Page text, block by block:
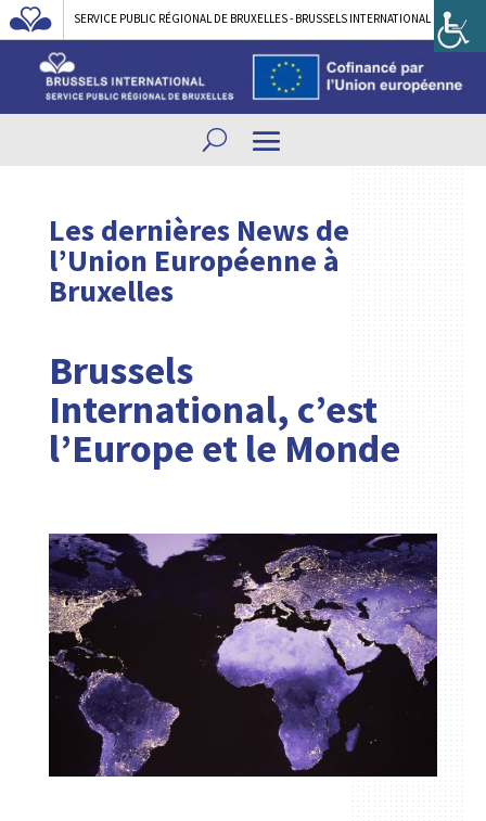
SERVICE PUBLIC RÉGIONAL DE BRUXELLES - BRUSSELS INTERNATIONAL
Les dernières News de
l’Union Européenne à
Bruxelles
Brussels
International, c’est
l’Europe et le Monde